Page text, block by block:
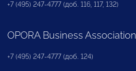
+7 (495) 247-4777 (доб. 116, 117, 132)
OPORA Business Association
+7 (495) 247-4777 (доб. 124)